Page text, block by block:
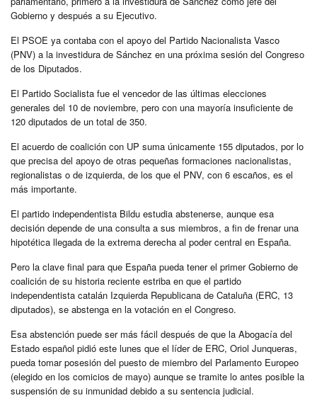
Gobierno y después a su Ejecutivo.
El PSOE ya contaba con el apoyo del Partido Nacionalista Vasco
(PNV) a la investidura de Sánchez en una próxima sesión del Congreso
de los Diputados.
El Partido Socialista fue el vencedor de las últimas elecciones
generales del 10 de noviembre, pero con una mayoría insuficiente de
120 diputados de un total de 350.
El acuerdo de coalición con UP suma únicamente 155 diputados, por lo
que precisa del apoyo de otras pequeñas formaciones nacionalistas,
regionalistas o de izquierda, de los que el PNV, con 6 escaños, es el
más importante.
El partido independentista Bildu estudia abstenerse, aunque esa
decisión depende de una consulta a sus miembros, a fin de frenar una
hipotética llegada de la extrema derecha al poder central en España.
Pero la clave final para que España pueda tener el primer Gobierno de
coalición de su historia reciente estriba en que el partido
independentista catalán Izquierda Republicana de Cataluña (ERC, 13
diputados), se abstenga en la votación en el Congreso.
Esa abstención puede ser más fácil después de que la Abogacía del
Estado español pidió este lunes que el líder de ERC, Oriol Junqueras,
pueda tomar posesión del puesto de miembro del Parlamento Europeo
(elegido en los comicios de mayo) aunque se tramite lo antes posible la
suspensión de su inmunidad debido a su sentencia judicial.